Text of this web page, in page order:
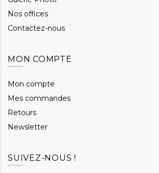
Nos offices
Contactez-nous
MON COMPTE
Mon compte
Mes commandes
Retours
Newsletter
SUIVEZ-NOUS !